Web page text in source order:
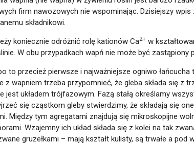
firm nawozowych nie wspominając. Dzisiejszy
składnikowi.
koniecznie odróżnić rolę kationów Ca2+ w
W obu przypadkach wapń nie może być zastąpiony
to przecież pierwsze i najważniejsze ogniwo
z wapniem trzeba przypomnieć, że gleba składa się z
jest układem trójfazowym. Fazą stałą określamy
się cząstkom gleby stwierdzimy, że składają się
Między tym agregatami znajdują się mikroskopijne
Wzajemny ich układ składa się z kolei na tak
gruzełkami – mają kształt kulisty, są trwałe a pod